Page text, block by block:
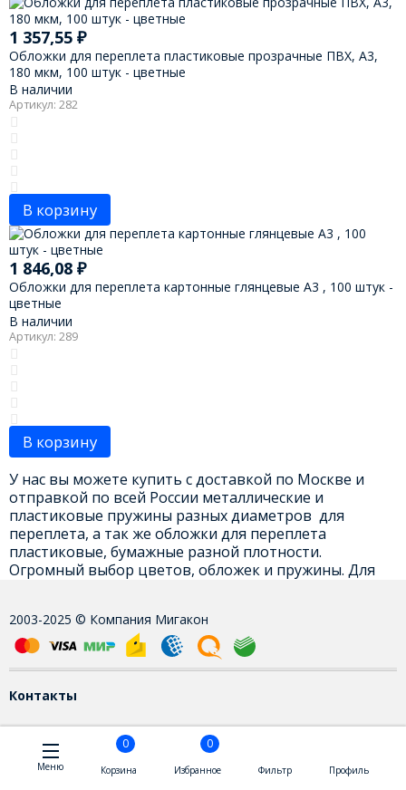
1 357,55 ₽
Обложки для переплета пластиковые прозрачные ПВХ, А3,
180 мкм, 100 штук - цветные
В наличии
Артикул: 282
В корзину
1 846,08 ₽
Обложки для переплета картонные глянцевые А3 , 100 штук -
цветные
В наличии
Артикул: 289
В корзину
У нас вы можете купить с доставкой по Москве и
отправкой по всей России металлические и
пластиковые пружины разных диаметров для
переплета, а так же обложки для переплета
пластиковые, бумажные разной плотности.
Огромный выбор цветов, обложек и пружины. Для
поможем вам с выбором данной продукции.
2003-2025 © Компания Мигакон
Контакты
Меню
0
Корзина
0
Избранное Фильтр Профиль